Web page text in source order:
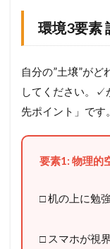
理
で
え
と
、
の
造
っ
見
環境3要素
自分の”土壌”が
してください。✓
先ポイント」です。
要素1: 物理的
□ 机の上に勉
□ スマホが視